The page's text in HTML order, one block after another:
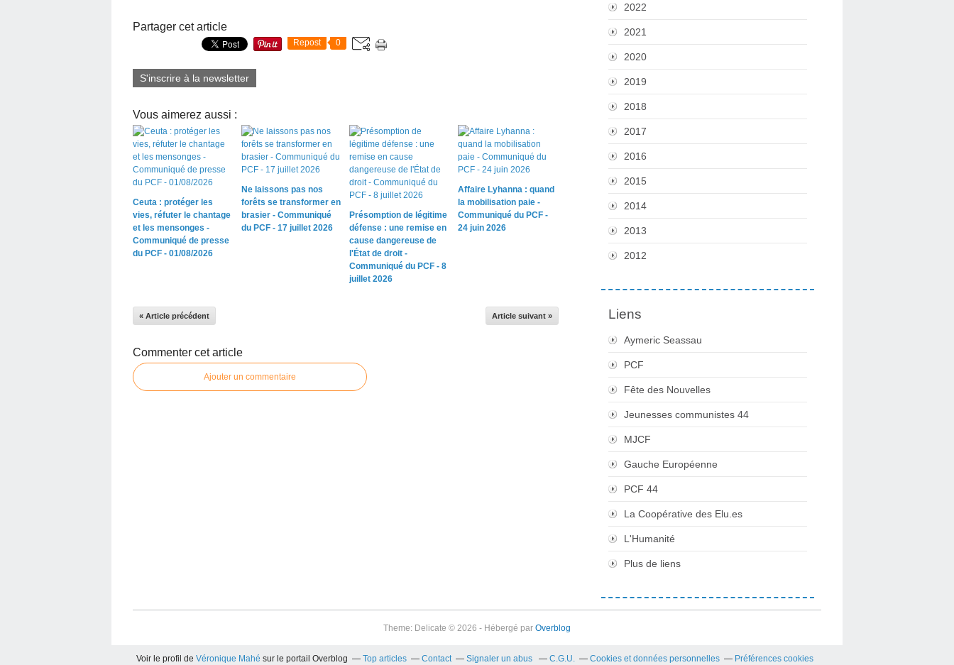
Partager cet article
Repost 0
S'inscrire à la newsletter
Vous aimerez aussi :
Ceuta : protéger les
vies, réfuter le chantage
et les mensonges -
Communiqué de presse
du PCF - 01/08/2026
Ne laissons pas nos
forêts se transformer en
brasier - Communiqué
du PCF - 17 juillet 2026
Présomption de légitime
défense : une remise en
cause dangereuse de
l'État de droit -
Communiqué du PCF - 8
juillet 2026
Affaire Lyhanna : quand
la mobilisation paie -
Communiqué du PCF -
24 juin 2026
« Article précédent Article suivant »
Commenter cet article
Ajouter un commentaire
2022
2021
2020
2019
2018
2017
2016
2015
2014
2013
2012
Liens
Aymeric Seassau
PCF
Fête des Nouvelles
Jeunesses communistes 44
MJCF
Gauche Européenne
PCF 44
La Coopérative des Elu.es
L'Humanité
Plus de liens
Theme: Delicate © 2026 - Hébergé par Overblog
Voir le profil de Véronique Mahé sur le portail Overblog Top articles Contact Signaler un abus C.G.U. Cookies et données personnelles Préférences cookies